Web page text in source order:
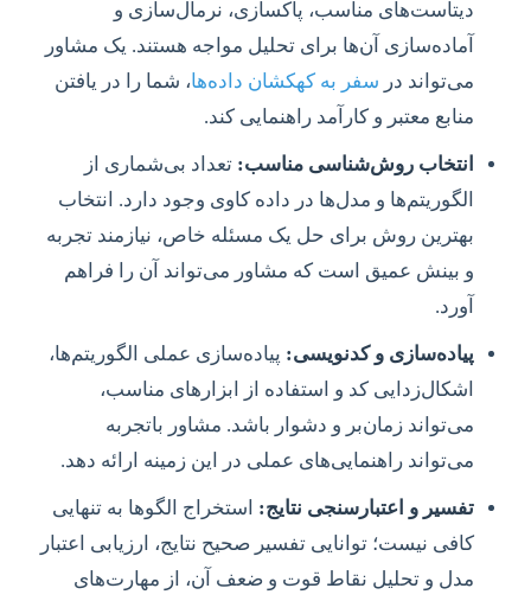
دیتاست‌های مناسب، پاکسازی، نرمال‌سازی و
آماده‌سازی آن‌ها برای تحلیل مواجه هستند. یک مشاور
می‌تواند در سفر به کهکشان داده‌ها، شما را در یافتن
منابع معتبر و کارآمد راهنمایی کند.
انتخاب روش‌شناسی مناسب: تعداد بی‌شماری از
الگوریتم‌ها و مدل‌ها در داده کاوی وجود دارد. انتخاب
بهترین روش برای حل یک مسئله خاص، نیازمند تجربه
و بینش عمیق است که مشاور می‌تواند آن را فراهم
آورد.
پیاده‌سازی و کدنویسی: پیاده‌سازی عملی الگوریتم‌ها،
اشکال‌زدایی کد و استفاده از ابزارهای مناسب،
می‌تواند زمان‌بر و دشوار باشد. مشاور باتجربه
می‌تواند راهنمایی‌های عملی در این زمینه ارائه دهد.
تفسیر و اعتبارسنجی نتایج: استخراج الگوها به تنهایی
کافی نیست؛ توانایی تفسیر صحیح نتایج، ارزیابی اعتبار
مدل و تحلیل نقاط قوت و ضعف آن، از مهارت‌های